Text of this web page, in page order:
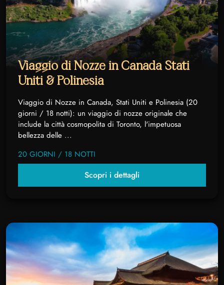
Viaggio di Nozze in Canada Stati
Uniti & Polinesia
Viaggio di Nozze in Canada, Stati Uniti e Polinesia (20
giorni / 18 notti): un viaggio di nozze originale che
include la città cosmopolita di Toronto, l'impetuosa
bellezza delle ...
20 GIORNI / 18 NOTTI
Scopri i dettagli